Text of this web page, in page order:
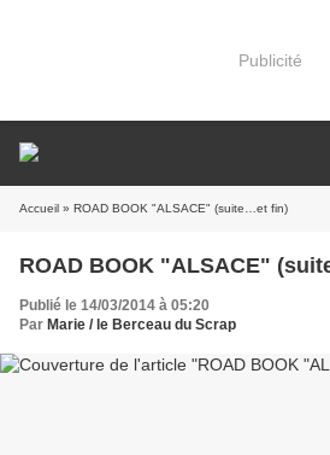
Publicité
Accueil » ROAD BOOK "ALSACE" (suite…et fin)
ROAD BOOK "ALSACE"
Publié le 14/03/2014 à 05:20
Par Marie / le Berceau du Scrap